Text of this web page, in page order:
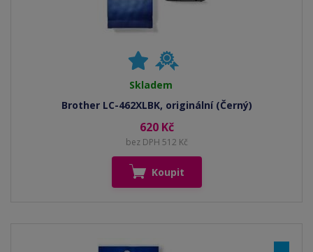
Skladem
Brother LC-462XLBK, originální (Černý)
620 Kč
bez DPH 512 Kč
Koupit